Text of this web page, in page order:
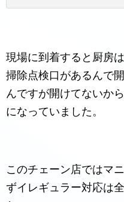
現場に到着すると厨房
掃除点検口があるんで
んですが開けてないか
になっていました。
このチェーン店ではマ
ずイレギュラー対応は